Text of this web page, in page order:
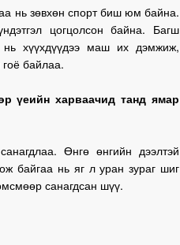
нь зөвхөн спорт биш юм байна.
цогцолсон байна. Багш
нь хүүхдүүдээ маш их дэмжиж,
байлаа.
үеийн харваачид танд ямар
Өнгө өнгийн дээлтэй
байгаа нь яг л уран зураг шиг
санагдсан шүү.